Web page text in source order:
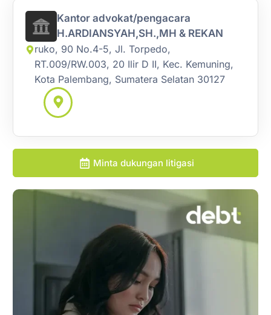
Kantor advokat/pengacara
H.ARDIANSYAH,SH.,MH & REKAN
ruko, 90 No.4-5, Jl. Torpedo,
RT.009/RW.003, 20 Ilir D II, Kec. Kemuning,
Kota Palembang, Sumatera Selatan 30127
Minta dukungan litigasi